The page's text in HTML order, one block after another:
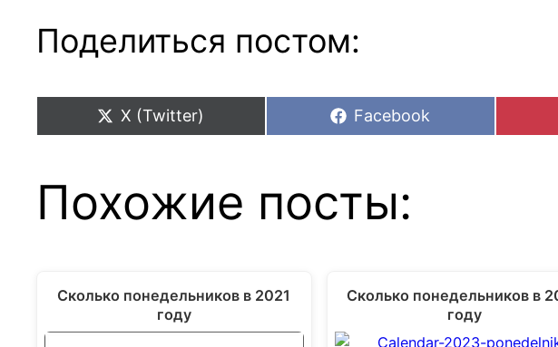
Поделиться постом:
Share
on
X (Twitter)
Share
on
Facebook
Похожие посты:
Сколько понедельников в 2021
году
Сколько понедельников в
году